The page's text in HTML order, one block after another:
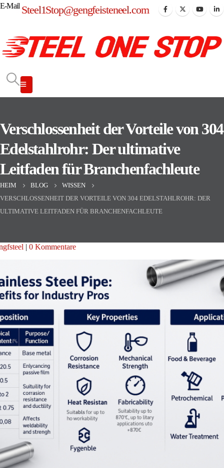
E-Mail Steel1Stop@gengfeisteneel.com
Verschlossenheit der Vorteile von 304
Edelstahlrohr: Der ultimative
Leitfaden für Branchenfachleute
HEIM BLOG
WISSEN
VERSCHLOSSENHEIT DER VORTEILE VON 304 EDELSTAHLROHR: DER
ULTIMATIVE LEITFADEN FÜR BRANCHENFACHLEUTE
0 Kommentare